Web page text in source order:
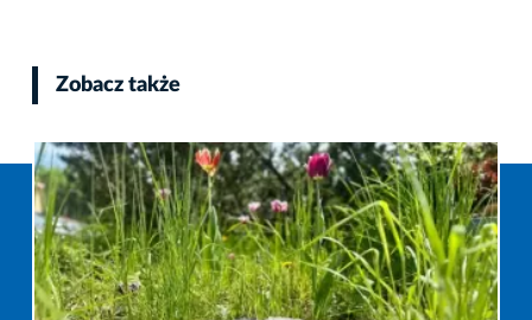
Zobacz także